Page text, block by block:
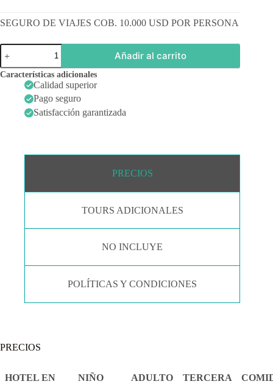
SEGURO DE VIAJES COB. 10.000 USD POR PERSONA
Panamá
Cartagena
ULTRAMEGAPROMO
cantidad
Añadir al carrito
Características adicionales
Calidad superior
Pago seguro
Satisfacción garantizada
PRECIOS
TOURS ADICIONALES
NO INCLUYE
POLÍTICAS Y CONDICIONES
PRECIOS
HOTEL EN
NIÑO ADULTO
TERCERA